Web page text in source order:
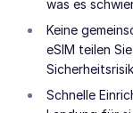
was es
Keine
eSIM teilen
Schnelle